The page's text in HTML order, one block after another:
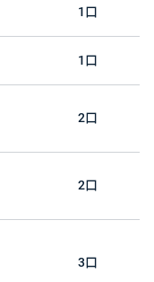
1口
1口
2口
2口
3口